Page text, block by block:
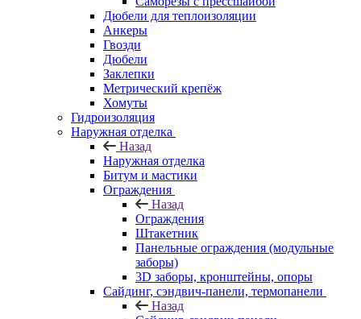
Дюбели для теплоизоляции
Анкеры
Гвозди
Дюбели
Заклепки
Метрический крепёж
Хомуты
Гидроизоляция
Наружная отделка
Назад
Наружная отделка
Битум и мастики
Ограждения
Назад
Ограждения
Штакетник
Панельные ограждения (модульные
заборы)
3D заборы, кронштейны, опоры
Cайдинг, сэндвич-панели, термопанели
Назад